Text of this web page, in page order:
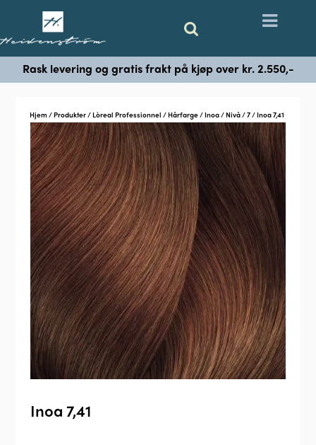
Rask levering og gratis frakt på kjøp over kr. 2.550,-
Hjem /Produkter/Lòreal Professionnel /Hårfarge/Inoa/Nivå/7/ Inoa 7,41
Inoa 7,41